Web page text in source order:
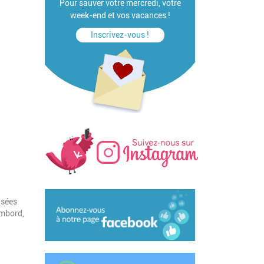
Pour sauver votre mercredi, votre
week-end et vos vacances !
Inscrivez-vous !